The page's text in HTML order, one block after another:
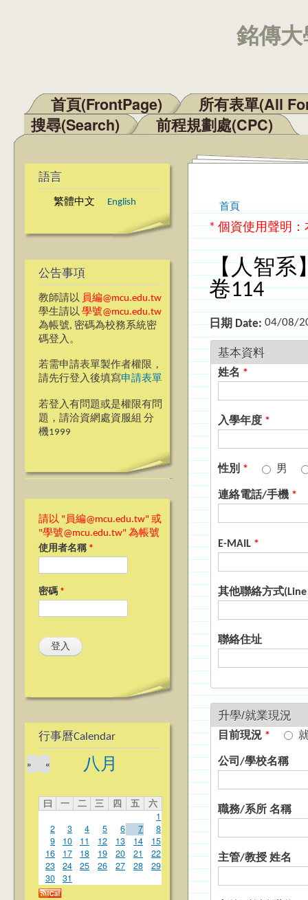
銘傳
主選單
首頁(FrontPage)
所有表單(All
搜尋(Search)
前程規劃處(CPC)
語言
繁體中文 English
公告事項
教師請以 員編@mcu.edu.tw
學生請以 學號@mcu.edu.tw
為帳號, 密碼為校務系統密
碼登入。
若需申請表單製作者權限，
請先行登入後填寫申請表單
若登入有問題或是權限有問
題，請洽資網處資服組 分
機1999
請以 "員編@mcu.edu.tw" 或
"學號@mcu.edu.tw" 為帳號
使用者名稱 *
密碼 *
行事曆Calendar
八月
«
»
曰 一 二 三 四 五
六
1
2
3 4 5 6 7
8
9
10 11 12 13 14
15
16
17 18 19 20 21
22
23
24 25 26 27 28
29
30
31
您在這裡
首頁
* 個資使用聲明
【人智系
卷114
日期 Date:04/08/
基本資料
姓名 *
入學年度 *
性別 * 男
連絡電話/手機 *
E-MAIL *
其他聯絡方式
聯絡住址
升學/就業現況
目前現況 *
公司/學校名稱
職務/系所 名稱
主管/教授 姓名